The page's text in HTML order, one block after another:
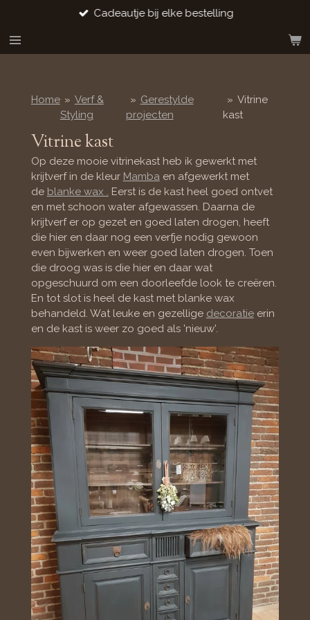
naar
Cadeautje bij elke bestelling
Home » Verf &
Styling
» Gerestylde
projecten
» Vitrine
kast
Vitrine kast
Op deze mooie vitrinekast heb ik gewerkt met
krijtverf in de kleur Mambaen afgewerkt met
de blanke wax . Eerst is de kast heel goed ontvet
en met schoon water afgewassen. Daarna de
krijtverf er op gezet en goed laten drogen, heeft
die hier en daar nog een verfje nodig gewoon
even bijwerken en weer goed laten drogen. Toen
die droog was is die hier en daar wat
opgeschuurd om een doorleefde look te creëren.
En tot slot is heel de kast met blanke wax
behandeld. Wat leuke en gezellige decoratieerin
en de kast is weer zo goed als 'nieuw'.